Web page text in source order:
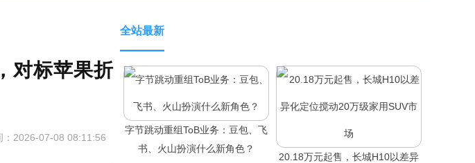
对标苹果折
：2026-07-08 08:11:56
全站最新
字节跳动重组ToB业务：豆包、飞
书、火山扮演什么新角色？
20.18万元起售，长城H10以差异